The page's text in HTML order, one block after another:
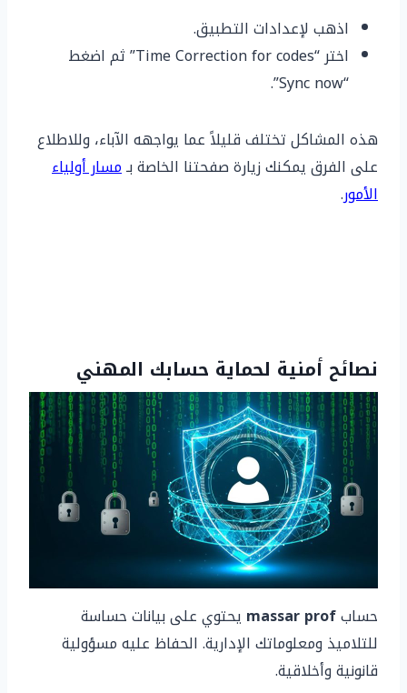
اذهب لإعدادات التطبيق.
اختر “Time Correction for codes” ثم اضغط
“Sync now”.
هذه المشاكل تختلف قليلاً عما يواجهه الآباء، وللاطلاع
على الفرق يمكنك زيارة صفحتنا الخاصة بـمسار أولياء
الأمور.
نصائح أمنية لحماية حسابك المهني
حسابmassar prof يحتوي على بيانات حساسة
للتلاميذ ومعلوماتك الإدارية. الحفاظ عليه مسؤولية
قانونية وأخلاقية.